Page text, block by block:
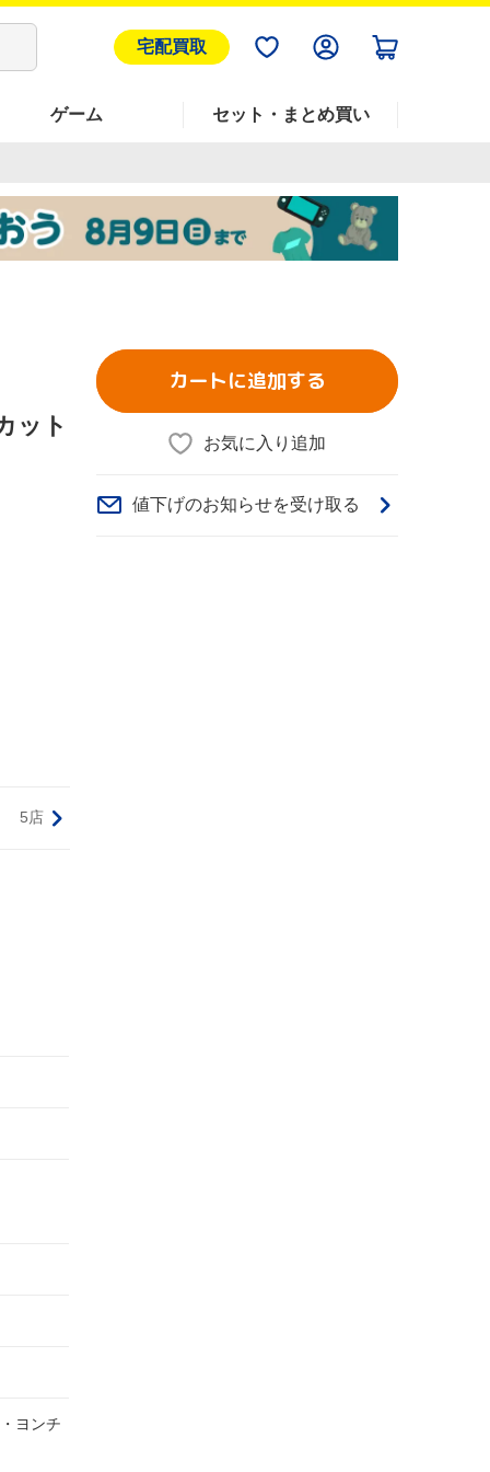
宅配買取
ゲーム セット・まとめ買い
ット
5店
ヨンチ
カートに追加する
お気に入り追加
値下げのお知らせを受け取る